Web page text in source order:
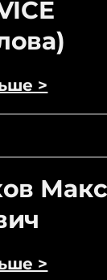
>
>